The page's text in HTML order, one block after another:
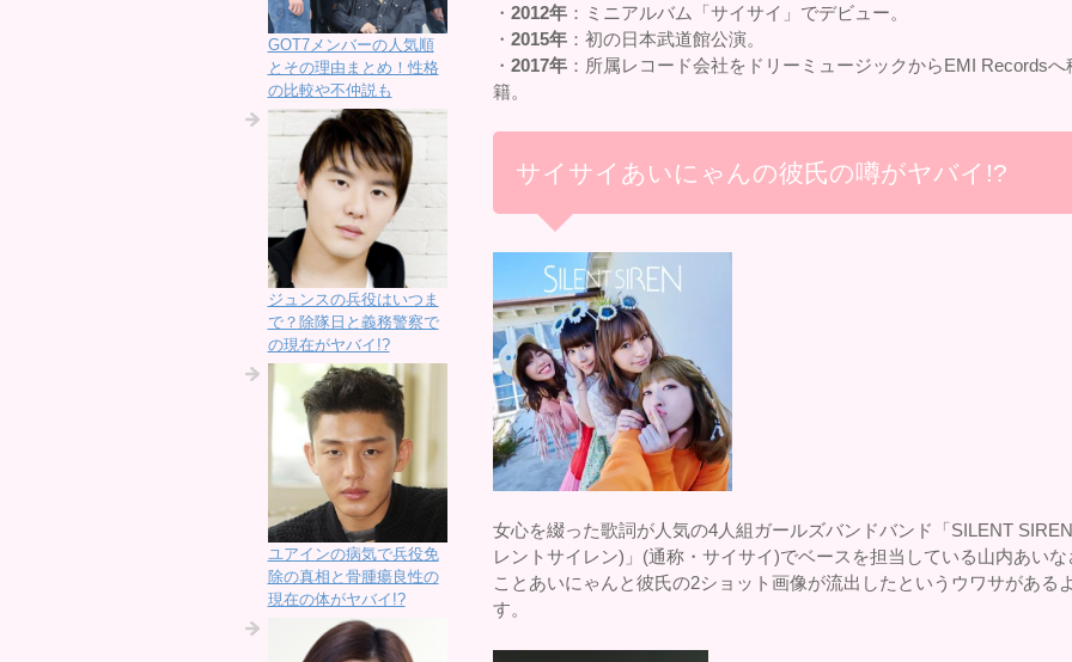
・2012年 ：ミニアルバム「サイサイ」でデビュー。
・2015年 ：初の日本武道館公演。
・2017年 ：所属レコード会社をドリーミュージックからEMI Recordsへ
籍。
サイサイあいにゃんの彼氏の噂がヤバイ!?
女心を綴った歌詞が人気の4人組ガールズバンドバンド「SILENT
レントサイレン)」(通称・サイサイ)でベースを担当している山内あいな
ことあいにゃんと彼氏の2ショット画像が流出したというウワサがある
す。
GOT7メンバーの人気順
とその理由まとめ！性格
の比較や不仲説も
ジュンスの兵役はいつま
で？除隊日と義務警察で
の現在がヤバイ!?
ユアインの病気で兵役免
除の真相と骨腫瘍良性の
現在の体がヤバイ!?